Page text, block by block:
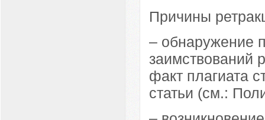
Причины
– обнаружение
заимствований
факт плагиата
статьи (см.: